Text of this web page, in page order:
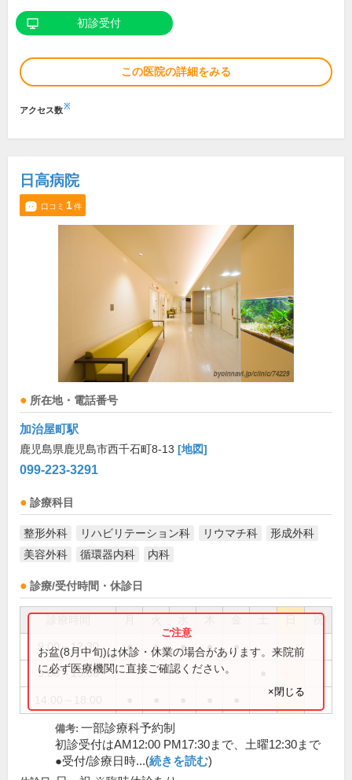
初診受付
この医院の詳細をみる
アクセス数※
日高病院
口コミ 1件
所在地・電話番号
加治屋町駅
鹿児島県鹿児島市西千石町8-13 [地図]
099-223-3291
診療科目
整形外科 リハビリテーション科 リウマチ科
形成外科
美容外科
循環器内科 内科
診療/受付時間・休診日
祝
9:00～12:30 ● ● ● ● ●
9:00～13:00
お盆(8月中旬)は休診・休業の場合があります。来院前
に必ず医療機関に直接ご確認ください。
×閉じる
備考: 一部診療科予約制
初診受付はAM12:00 PM17:30まで、土曜12:30まで
●受付/診療日時...(続きを読む)